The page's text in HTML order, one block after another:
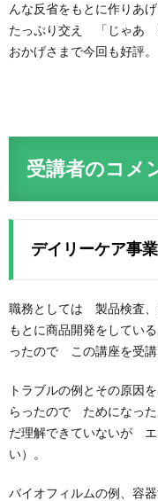
んな反省をもとに作りあ
たっぷり交え 「じゃあ
おかげさまで今回も好評。
受講者のコメ
デイリーケア事
職務としては 製品検査、
もとに商品開発をしてい
ったので この講座を受講
トラブルの例とその原因
らったので ためになっ
だ理解できていないが エ
い）。
バイオフィルムの例、容